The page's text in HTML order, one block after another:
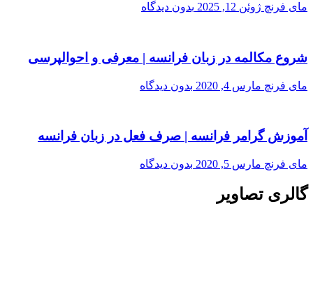
مای فرنچ ژوئن 12, 2025 بدون دیدگاه
شروع مکالمه در زبان فرانسه | معرفی و احوالپرسی
مای فرنچ مارس 4, 2020 بدون دیدگاه
آموزش گرامر فرانسه | صرف فعل در زبان فرانسه
مای فرنچ مارس 5, 2020 بدون دیدگاه
گالری تصاویر